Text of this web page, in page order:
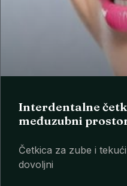
Interdentalne
međuzubni
Četkica za zube i
dovoljni